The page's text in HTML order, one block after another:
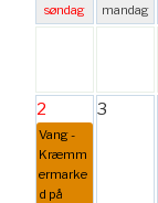
søndag mandag
2
Vang -
Kræmm
ermarke
d på
3